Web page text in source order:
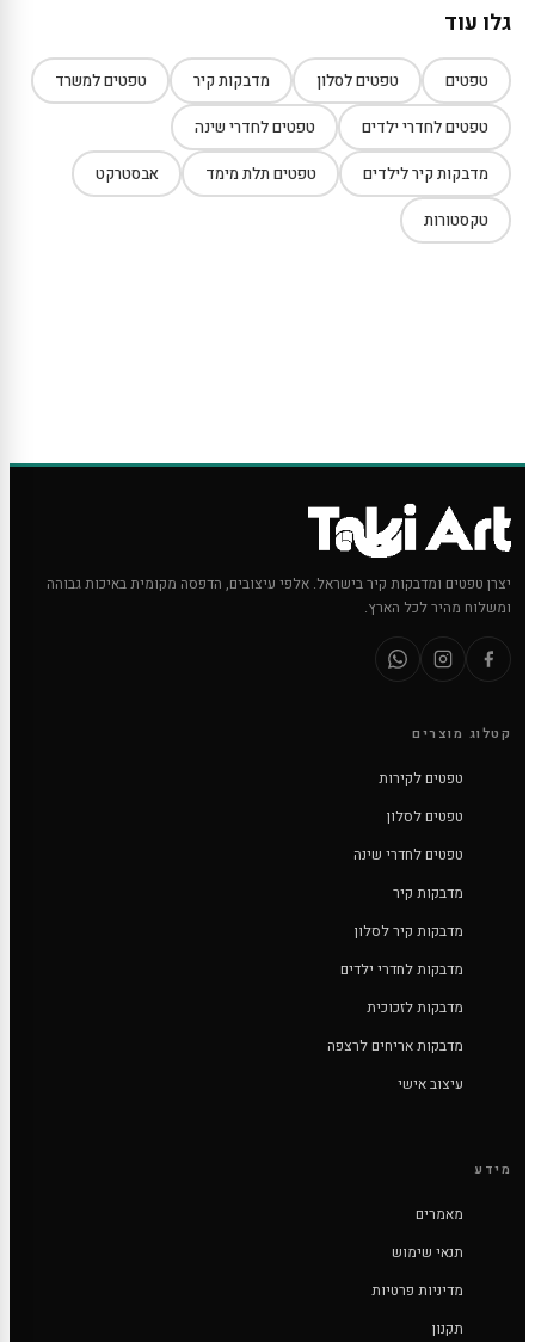
גלו עוד
טפטים טפטים לסלון מדבקות קיר טפטים למשרד
טפטים לחדרי ילדים טפטים לחדרי שינה
מדבקות קיר לילדים טפטים תלת מימד אבסטרקט
טקסטורות
יצרן טפטים ומדבקות קיר בישראל. אלפי עיצובים, הדפסה מקומית באיכות גבוהה
ומשלוח מהיר לכל הארץ.
קטלוג מוצרים
טפטים לקירות
טפטים לסלון
טפטים לחדרי שינה
מדבקות קיר
מדבקות קיר לסלון
מדבקות לחדרי ילדים
מדבקות לזכוכית
מדבקות אריחים לרצפה
עיצוב אישי
מידע
מאמרים
תנאי שימוש
מדיניות פרטיות
תקנון